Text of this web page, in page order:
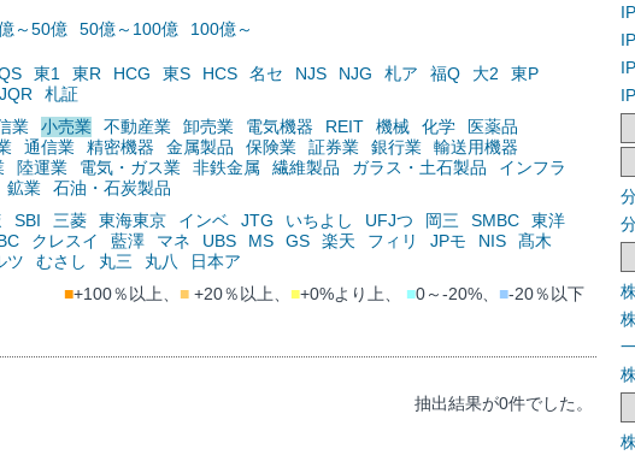
～50億 50億～100億 100億～
東1 東R HCG 東S HCS 名セ NJS NJG 札ア 福Q 大2
東P
JQR
札証
業 小売業 不動産業 卸売業 電気機器 REIT 機械 化学
医薬品
通信業 精密機器 金属製品 保険業 証券業 銀行業
輸送用機器
陸運業 電気・ガス業 非鉄金属 繊維製品 ガラス・土石製品
インフラ
鉱業
石油・石炭製品
SBI 三菱 東海東京 インベ JTG いちよし UFJつ 岡三 SMBC
東洋
クレスイ 藍澤 マネ UBS MS GS 楽天 フィリ JPモ NIS
髙木
ツ むさし 丸三 丸八
日本ア
■+100％以上、 ■+20％以上、 ■+0%より上、 ■0～-20%、 ■-20％以下
抽出結果が0件でした。